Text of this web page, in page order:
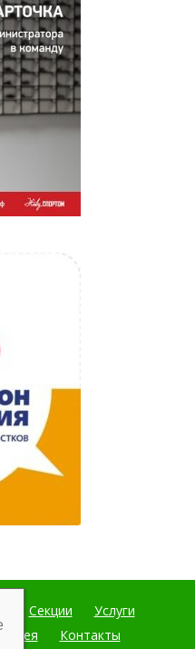
Секции
Услуги
Контакты